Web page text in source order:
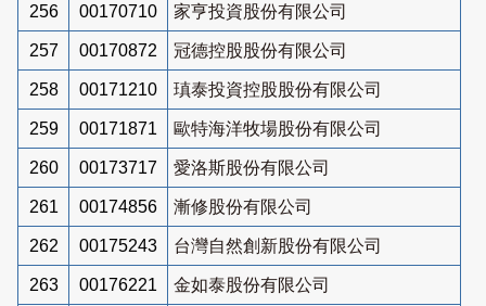
256 00170710 家亨投資股份有限公司
257 00170872 冠德控股股份有限公司
258 00171210 瑱泰投資控股股份有限公司
259 00171871 歐特海洋牧場股份有限公司
260 00173717 愛洛斯股份有限公司
261 00174856 漸修股份有限公司
262 00175243 台灣自然創新股份有限公司
263 00176221 金如泰股份有限公司